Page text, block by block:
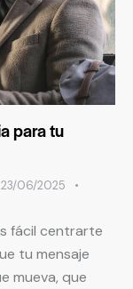
para tu
23/06/2025
fácil centrarte
tu mensaje
mueva, que